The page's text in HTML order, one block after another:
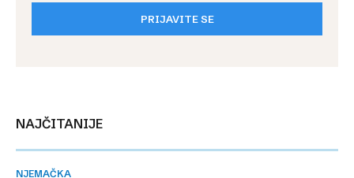
PRIJAVITE SE
NAJČITANIJE
NJEMAČKA